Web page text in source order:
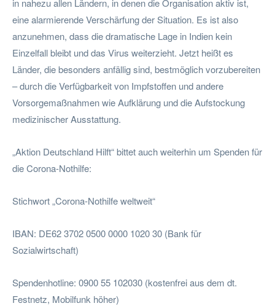
in nahezu allen Ländern, in denen die Organisation aktiv ist,
eine alarmierende Verschärfung der Situation. Es ist also
anzunehmen, dass die dramatische Lage in Indien kein
Einzelfall bleibt und das Virus weiterzieht. Jetzt heißt es
Länder, die besonders anfällig sind, bestmöglich vorzubereiten
– durch die Verfügbarkeit von Impfstoffen und andere
Vorsorgemaßnahmen wie Aufklärung und die Aufstockung
medizinischer Ausstattung.
„Aktion Deutschland Hilft“ bittet auch weiterhin um Spenden für
die Corona-Nothilfe:
Stichwort „Corona-Nothilfe weltweit“
IBAN: DE62 3702 0500 0000 1020 30 (Bank für
Sozialwirtschaft)
Spendenhotline: 0900 55 102030 (kostenfrei aus dem dt.
Festnetz, Mobilfunk höher)